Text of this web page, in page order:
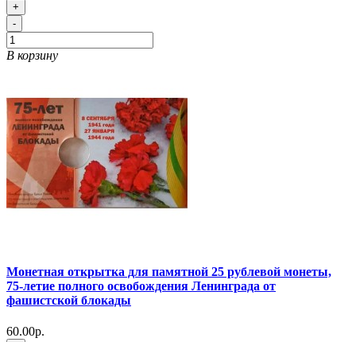
+
-
В корзину
Монетная открытка для памятной 25 рублевой монеты,
75-летие полного освобождения Ленинграда от
фашистской блокады
60.00р.